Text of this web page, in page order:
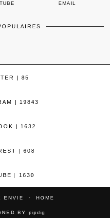
EMAIL
| 85
| 19843
| 1632
| 608
| 1630
ENVIE HOME
BY pipdig